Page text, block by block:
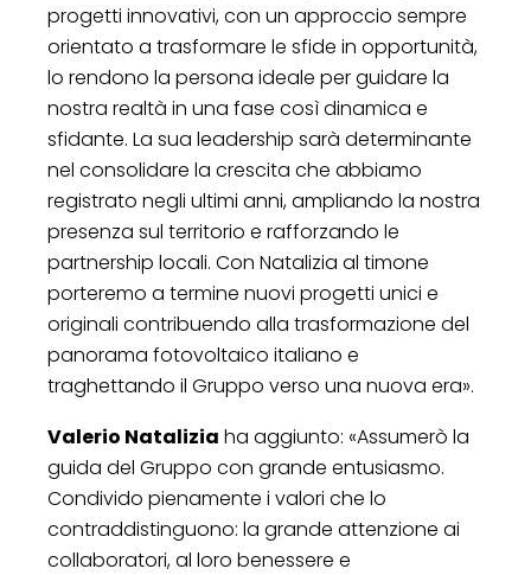
progetti innovativi, con un approccio sempre
orientato a trasformare le sfide in opportunità,
lo rendono la persona ideale per guidare la
nostra realtà in una fase così dinamica e
sfidante. La sua leadership sarà determinante
nel consolidare la crescita che abbiamo
registrato negli ultimi anni, ampliando la nostra
presenza sul territorio e rafforzando le
partnership locali. Con Natalizia al timone
porteremo a termine nuovi progetti unici e
originali contribuendo alla trasformazione del
panorama fotovoltaico italiano e
traghettando il Gruppo verso una nuova era».
Valerio Natalizia ha aggiunto: «Assumerò la
guida del Gruppo con grande entusiasmo.
Condivido pienamente i valori che lo
contraddistinguono: la grande attenzione ai
collaboratori, al loro benessere e